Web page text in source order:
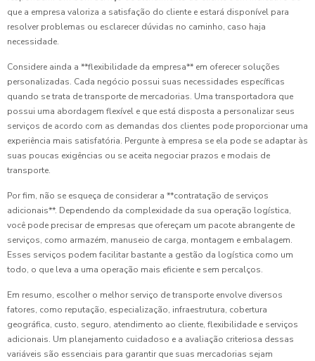
que a empresa valoriza a satisfação do cliente e estará disponível para
resolver problemas ou esclarecer dúvidas no caminho, caso haja
necessidade.
Considere ainda a **flexibilidade da empresa** em oferecer soluções
personalizadas. Cada negócio possui suas necessidades específicas
quando se trata de transporte de mercadorias. Uma transportadora que
possui uma abordagem flexível e que está disposta a personalizar seus
serviços de acordo com as demandas dos clientes pode proporcionar uma
experiência mais satisfatória. Pergunte à empresa se ela pode se adaptar às
suas poucas exigências ou se aceita negociar prazos e modais de
transporte.
Por fim, não se esqueça de considerar a **contratação de serviços
adicionais**. Dependendo da complexidade da sua operação logística,
você pode precisar de empresas que ofereçam um pacote abrangente de
serviços, como armazém, manuseio de carga, montagem e embalagem.
Esses serviços podem facilitar bastante a gestão da logística como um
todo, o que leva a uma operação mais eficiente e sem percalços.
Em resumo, escolher o melhor serviço de transporte envolve diversos
fatores, como reputação, especialização, infraestrutura, cobertura
geográfica, custo, seguro, atendimento ao cliente, flexibilidade e serviços
adicionais. Um planejamento cuidadoso e a avaliação criteriosa dessas
variáveis são essenciais para garantir que suas mercadorias sejam